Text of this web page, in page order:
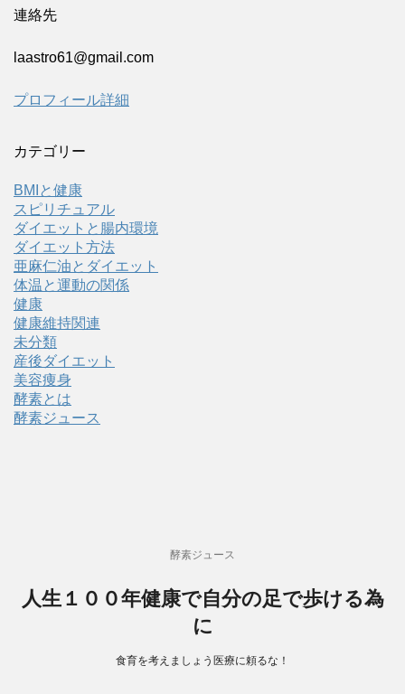
連絡先
laastro61@gmail.com
プロフィール詳細
カテゴリー
BMIと健康
スピリチュアル
ダイエットと腸内環境
ダイエット方法
亜麻仁油とダイエット
体温と運動の関係
健康
健康維持関連
未分類
産後ダイエット
美容痩身
酵素とは
酵素ジュース
酵素ジュース
人生１００年健康で自分の足で歩ける為
に
食育を考えましょう医療に頼るな！